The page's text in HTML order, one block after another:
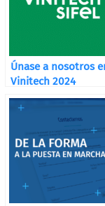
Únase a nosotros
Vinitech 2024